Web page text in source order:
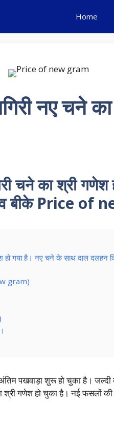
Home
नए चने
चने का श्री
बीके Price of
हो गया है। नए चने के साथ दाल
gram)
पखवाड़ा शुरू हो चुका है। जल्दी
श्री गणेश हो चुका है। नई फसलों